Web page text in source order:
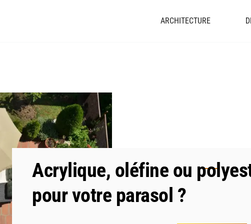
ARCHITECTURE
Acrylique, oléfine ou
pour votre parasol ?